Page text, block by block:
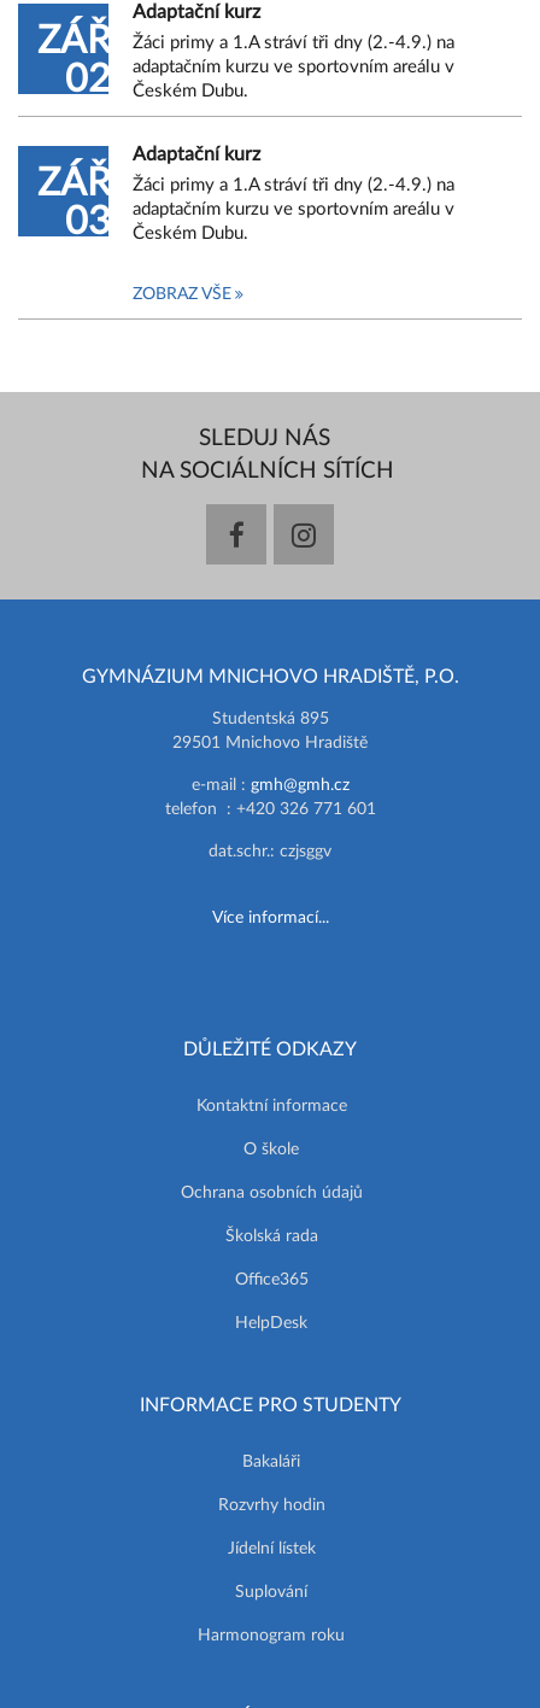
ZÁŘ
02
Adaptační kurz
Žáci primy a 1.A stráví tři dny (2.-4.9.) na
adaptačním kurzu ve sportovním areálu v
Českém Dubu.
ZÁŘ
03
Adaptační kurz
Žáci primy a 1.A stráví tři dny (2.-4.9.) na
adaptačním kurzu ve sportovním areálu v
Českém Dubu.
ZOBRAZ VŠE
SLEDUJ NÁS
NA SOCIÁLNÍCH SÍTÍCH
facebookinstagram
GYMNÁZIUM MNICHOVO HRADIŠTĚ, P.O.
Studentská 895
29501 Mnichovo Hradiště
e-mail : gmh@gmh.cz
telefon : +420 326 771 601
dat.schr.: czjsggv
Více informací...
DŮLEŽITÉ ODKAZY
Kontaktní informace
O škole
Ochrana osobních údajů
Školská rada
Office365
HelpDesk
INFORMACE PRO STUDENTY
Bakaláři
Rozvrhy hodin
Jídelní lístek
Suplování
Harmonogram roku